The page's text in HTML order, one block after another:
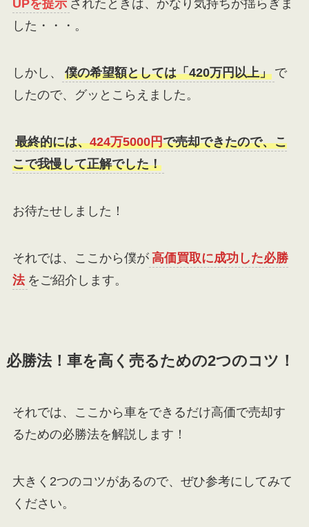
UPを提示 されたときは、かなり気持ちが揺らぎま
した・・・。
しかし、 僕の希望額としては「420万円以上」 で
したので、グッとこらえました。
最終的には、424万5000円で売却できたので、こ
こで我慢して正解でした！
お待たせしました！
それでは、ここから僕が 高価買取に成功した必勝
法 をご紹介します。
必勝法！車を高く売るための2つのコツ！
それでは、ここから車をできるだけ高価で売却す
るための必勝法を解説します！
大きく2つのコツがあるので、ぜひ参考にしてみて
ください。